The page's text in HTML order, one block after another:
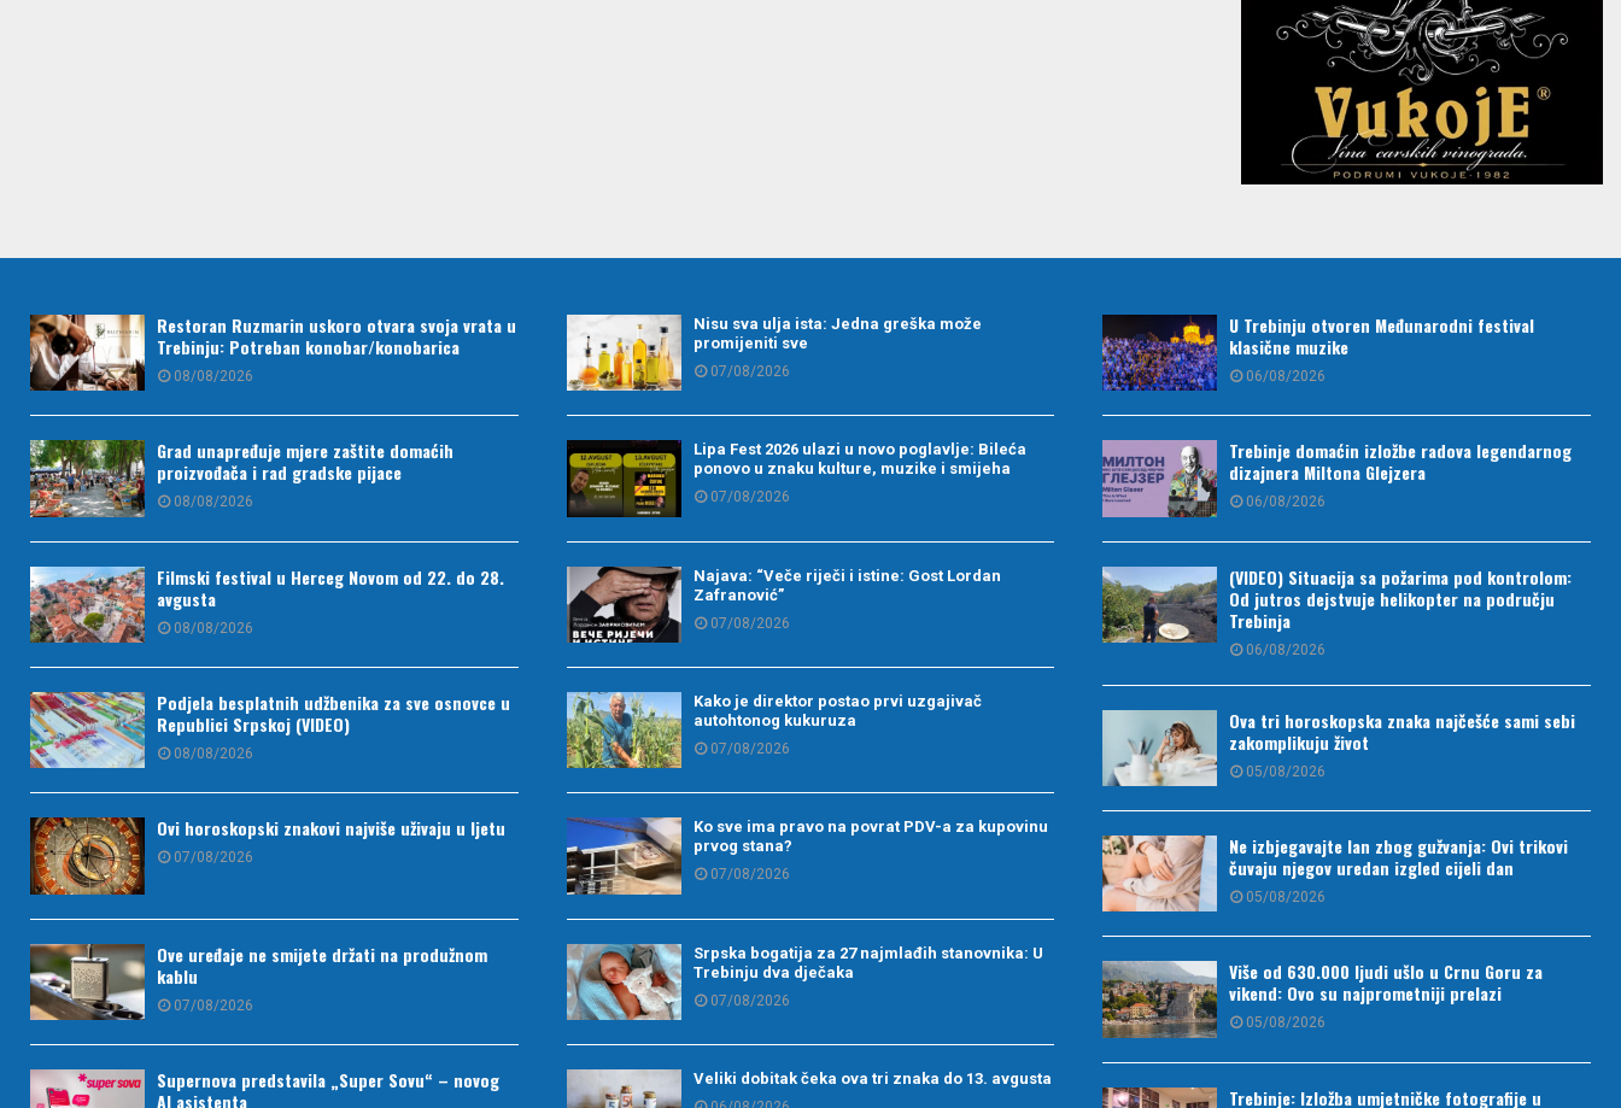
Restoran Ruzmarin uskoro otvara svoja vrata u
Trebinju: Potreban konobar/konobarica
08/08/2026
Grad unapređuje mjere zaštite domaćih
proizvođača i rad gradske pijace
08/08/2026
Filmski festival u Herceg Novom od 22. do 28.
avgusta
08/08/2026
Podjela besplatnih udžbenika za sve osnovce u
Republici Srpskoj (VIDEO)
08/08/2026
Ovi horoskopski znakovi najviše uživaju u ljetu
07/08/2026
Ove uređaje ne smijete držati na produžnom
kablu
07/08/2026
Supernova predstavila „Super Sovu“ – novog
AI asistenta
Nisu sva ulja ista: Jedna greška može
promijeniti sve
07/08/2026
Lipa Fest 2026 ulazi u novo poglavlje: Bileća
ponovo u znaku kulture, muzike i smijeha
07/08/2026
Najava: “Veče riječi i istine: Gost Lordan
Zafranović”
07/08/2026
Kako je direktor postao prvi uzgajivač
autohtonog kukuruza
07/08/2026
Ko sve ima pravo na povrat PDV-a za kupovinu
prvog stana?
07/08/2026
Srpska bogatija za 27 najmlađih stanovnika: U
Trebinju dva dječaka
07/08/2026
Veliki dobitak čeka ova tri znaka do 13. avgusta
U Trebinju otvoren Međunarodni festival
klasične muzike
06/08/2026
Trebinje domaćin izložbe radova legendarnog
dizajnera Miltona Glejzera
06/08/2026
(VIDEO) Situacija sa požarima pod kontrolom:
Od jutros dejstvuje helikopter na području
Trebinja
06/08/2026
Ova tri horoskopska znaka najčešće sami sebi
zakomplikuju život
05/08/2026
Ne izbjegavajte lan zbog gužvanja: Ovi trikovi
čuvaju njegov uredan izgled cijeli dan
05/08/2026
Više od 630.000 ljudi ušlo u Crnu Goru za
vikend: Ovo su najprometniji prelazi
05/08/2026
Trebinje: Izložba umjetničke fotografije u